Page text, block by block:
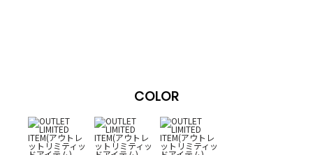
COLOR